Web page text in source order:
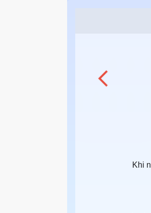
Khi